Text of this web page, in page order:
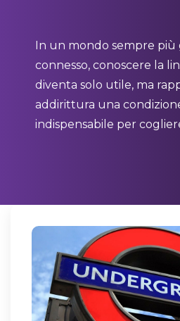
In un mondo sempre più
connesso, conoscere la
diventa solo utile, ma
addirittura una
indispensabile per